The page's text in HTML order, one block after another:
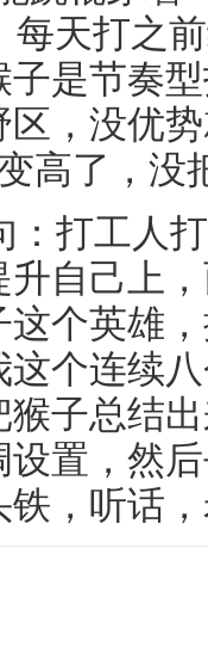
每天打之
是节奏
，没优
高了，没
：打工人
自己上
个英雄
个连续
猴子总结
置，然
，听话